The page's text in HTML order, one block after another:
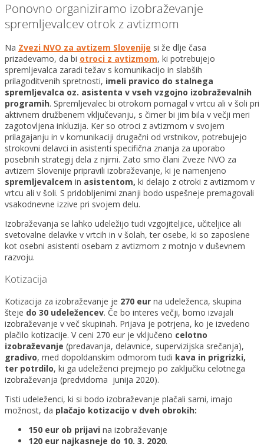
Ponovno organiziramo izobraževanje
spremljevalcev otrok z avtizmom
Na Zvezi NVO za avtizem Slovenije si že dlje časa
prizadevamo, da bi otroci z avtizmom, ki potrebujejo
spremljevalca zaradi težav s komunikacijo in slabših
prilagoditvenih spretnosti, imeli pravico do stalnega
spremljevalca oz. asistenta v vseh vzgojno izobraževalnih
programih. Spremljevalec bi otrokom pomagal v vrtcu ali v šoli pri
aktivnem družbenem vključevanju, s čimer bi jim bila v večji meri
zagotovljena inkluzija. Ker so otroci z avtizmom v svojem
prilagajanju in v komunikaciji drugačni od vrstnikov, potrebujejo
strokovni delavci in asistenti specifična znanja za uporabo
posebnih strategij dela z njimi. Zato smo člani Zveze NVO za
avtizem Slovenije pripravili izobraževanje, ki je namenjeno
spremljevalcem in asistentom, ki delajo z otroki z avtizmom v
vrtcu ali v šoli. S pridobljenimi znanji bodo uspešneje premagovali
vsakodnevne izzive pri svojem delu.
Izobraževanja se lahko udeležijo tudi vzgojiteljice, učiteljice ali
svetovalne delavke v vrtcih in v šolah, ter osebe, ki so zaposlene
kot osebni asistenti osebam z avtizmom z motnjo v duševnem
razvoju.
Kotizacija
Kotizacija za izobraževanje je 270 eur na udeleženca, skupina
šteje do 30 udeležencev. Če bo interes večji, bomo izvajali
izobraževanje v več skupinah. Prijava je potrjena, ko je izvedeno
plačilo kotizacije. V ceni 270 eur je vključeno celotno
izobraževanje (predavanja, delavnice, supervizijska srečanja),
gradivo, med dopoldanskim odmorom tudi kava in prigrizki,
ter potrdilo, ki ga udeleženci prejmejo po zaključku celotnega
izobraževanja (predvidoma junija 2020).
Tisti udeleženci, ki si bodo izobraževanje plačali sami, imajo
možnost, da plačajo kotizacijo v dveh obrokih:
150 eur ob prijavi na izobraževanje
120 eur najkasneje do 10. 3. 2020.